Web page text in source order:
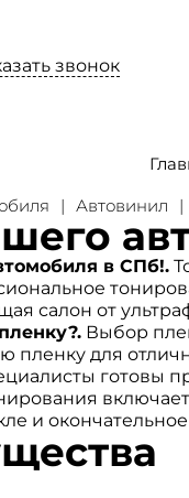
звонок
Автовинил
в СПб!.
салон от
Выбор
для
готовы
включает
и